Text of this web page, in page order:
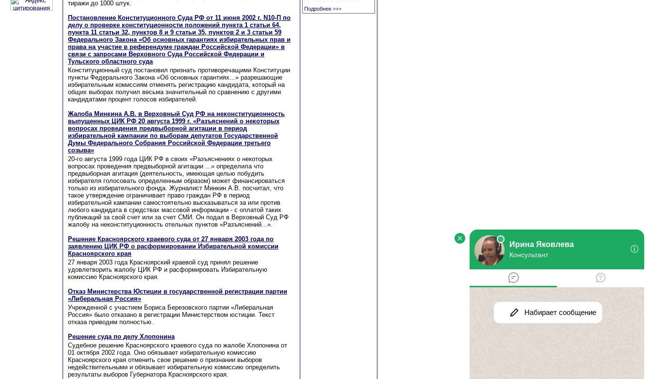
тиражи до 1000 штук.
Постановление Конституционного Суда РФ от 11 июня 2002 г. N10-П по
делу о проверке конституционности положений пункта 1 статьи 64,
пункта 11 статьи 32, пунктов 8 и 9 статьи 35, пунктов 2 и 3 статьи 59
Федерального Закона «Об основных гарантиях избирательных прав и
права на участие в референдуме граждан Российской Федерации» в
связи с запросами Верховного Суда Российской Федерации и
Тульского областного суда
Конституционный суд постановил признать противоречащими Конституции
пункты Федерального Закона «Об основных гарантиях...» разрешающие
избирательным комиссиям отменять регистрацию кандидата, который на
общих выборах получил весьма значительный по сравнению с другими
кандидатами процент голосов избирателей.
Жалоба Минкина А.В. в Верховный Суд РФ на неконституционность
выпущенных ЦИК РФ 20 августа 1999 г. «Разъяснений о некоторых
вопросах проведения предвыборной агитации в период
избирательной кампании по выборам депутатов Государственной
Думы Федерального Собрания Российской Федерации третьего
созыва»
20-го августа 1999 года ЦИК РФ в своих «Разъяснениях о некоторых
вопросах проведения предвыборной агитации ...» определила что
предвыборная агитация (деятельность, имеющая целью побудить
избирателя голосовать определенным образом) может финансироваться
только из избирательного фонда. Журналист Минкин А.В. посчитал, что
такое утверждение ограничивает право граждан РФ в период
избирательной кампании самостоятельно высказываться за или против
любого кандидата в средствах массовой информации - с оплатой таких
публикаций за свой счет или за счет СМИ. Он подал в Верховный Суд РФ
жалобу на неконституционность отельных пунктов «Разъяснений...».
Решение Красноярского краевого суда от 27 января 2003 года по
заявлению ЦИК РФ о расформировании Избирательной комиссии
Красноярского края
27 января 2003 года Красноярский краевой суд принял решение
удовлетворить жалобу ЦИК РФ и расформировать Избирательную
комиссию Красноярского края.
Отказ Министерства Юстиции в государственной регистрации партии
«Либеральная Россия»
Учрежденной с участием Бориса Березовского партии «Либеральная
Россия» было отказано в регистрации Министерством юстиции. Текст
отказа приводим полностью.
Решение суда по делу Хлопонина
Судебное решение Красноярского краевого суда по жалобе Хлопонина от
01 октября 2002 года. Оно обязывает избирательную комиссию
Красноярского края отменить свое решение о признании выборов
недействительными и обязывает избирательную комиссию определить
результаты выборов Губернатора Красноярского края.
Подробнее >>>